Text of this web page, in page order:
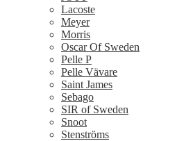
Lacoste
Meyer
Morris
Oscar Of Sweden
Pelle P
Pelle Vävare
Saint James
Sebago
SIR of Sweden
Snoot
Stenströms